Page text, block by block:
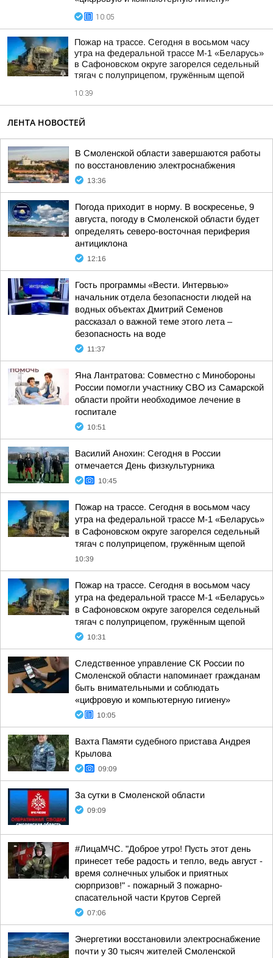
10:05
Пожар на трассе. Сегодня в восьмом часу
утра на федеральной трассе М-1 «Беларусь»
в Сафоновском округе загорелся седельный
тягач с полуприцепом, гружённым щепой
10:39
ЛЕНТА НОВОСТЕЙ
В Смоленской области завершаются работы
по восстановлению электроснабжения
13:36
Погода приходит в норму. В воскресенье, 9
августа, погоду в Смоленской области будет
определять северо-восточная периферия
антициклона
12:16
Гость программы «Вести. Интервью»
начальник отдела безопасности людей на
водных объектах Дмитрий Семенов
рассказал о важной теме этого лета –
безопасность на воде
11:37
Яна Лантратова: Совместно с Минобороны
России помогли участнику СВО из Самарской
области пройти необходимое лечение в
госпитале
10:51
Василий Анохин: Сегодня в России
отмечается День физкультурника
10:45
Пожар на трассе. Сегодня в восьмом часу
утра на федеральной трассе М-1 «Беларусь»
в Сафоновском округе загорелся седельный
тягач с полуприцепом, гружённым щепой
10:39
Пожар на трассе. Сегодня в восьмом часу
утра на федеральной трассе М-1 «Беларусь»
в Сафоновском округе загорелся седельный
тягач с полуприцепом, гружённым щепой
10:31
Следственное управление СК России по
Смоленской области напоминает гражданам
быть внимательными и соблюдать
«цифровую и компьютерную гигиену»
10:05
Вахта Памяти судебного пристава Андрея
Крылова
09:09
За сутки в Смоленской области
09:09
#ЛицаМЧС. "Доброе утро! Пусть этот день
принесет тебе радость и тепло, ведь август -
время солнечных улыбок и приятных
сюрпризов!" - пожарный 3 пожарно-
спасательной части Крутов Сергей
07:06
Энергетики восстановили электроснабжение
почти у 30 тысяч жителей Смоленской